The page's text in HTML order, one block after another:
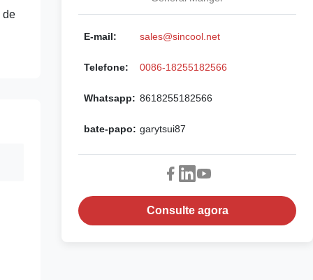
de
E-mail: sales@sincool.net
Telefone: 0086-18255182566
Whatsapp: 8618255182566
bate-papo: garytsui87
Consulte agora